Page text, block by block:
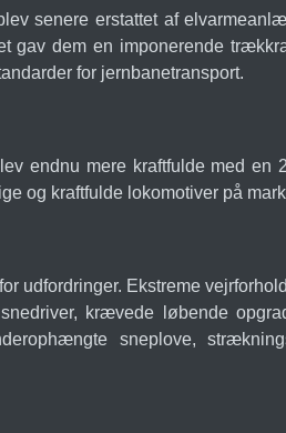
senere erstattet af
gav dem en imponerende
for jernbanetransport.
endnu mere kraftfulde med
og kraftfulde lokomotiver på
udfordringer. Ekstreme
krævede løbende
sneplove,